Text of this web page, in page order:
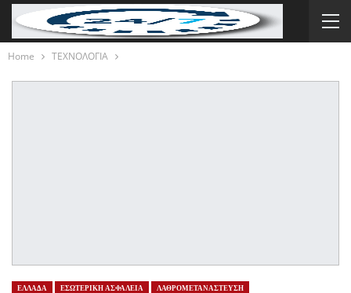
Home ΤΕΧΝΟΛΟΓΙΑ
ΕΛΛΑΔΑ ΕΣΩΤΕΡΙΚΗ ΑΣΦΑΛΕΙΑ ΛΑΘΡΟΜΕΤΑΝΑΣΤΕΥΣΗ